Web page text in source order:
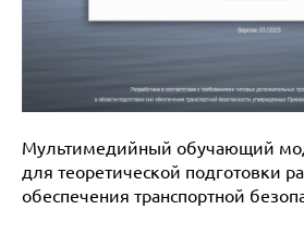
Мультимедийный обучающий
для теоретической подготовки
обеспечения транспортной